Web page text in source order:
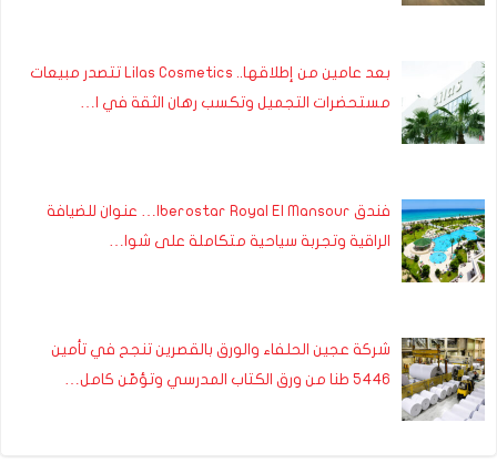
بعد عامين من إطلاقها.. Lilas Cosmetics تتصدر مبيعات
مستحضرات التجميل وتكسب رهان الثقة في ا…
فندق Iberostar Royal El Mansour… عنوان للضيافة
الراقية وتجربة سياحية متكاملة على شوا…
شركة عجين الحلفاء والورق بالقصرين تنجح في تأمين
5446 طنا من ورق الكتاب المدرسي وتؤمّن كامل…